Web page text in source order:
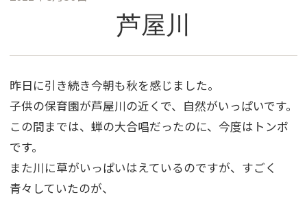
芦屋川
昨日に引き続き今朝も秋を感じました。
子供の保育園が芦屋川の近くで、自然がいっぱいです。
この間までは、蝉の大合唱だったのに、今度はトンボ
です。
また川に草がいっぱいはえているのですが、すごく
青々していたのが、